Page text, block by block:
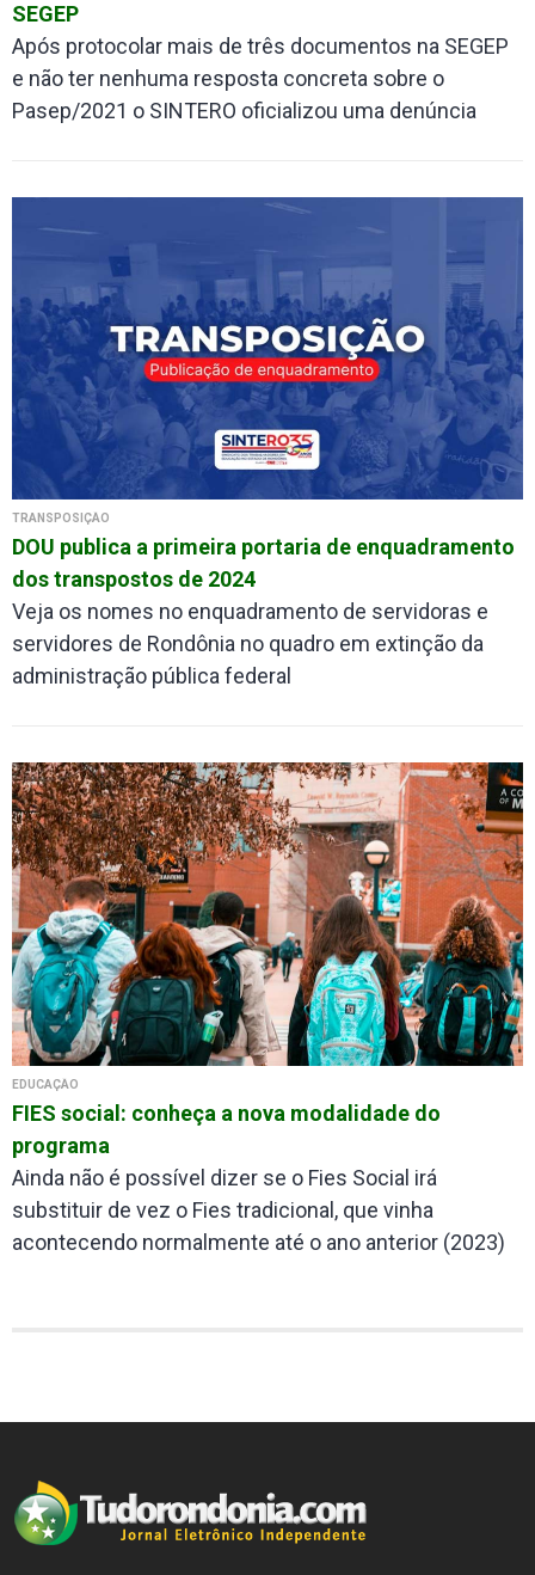
SEGEP
Após protocolar mais de três documentos na SEGEP
e não ter nenhuma resposta concreta sobre o
Pasep/2021 o SINTERO oficializou uma denúncia
TRANSPOSIÇÃO
DOU publica a primeira portaria de enquadramento
dos transpostos de 2024
Veja os nomes no enquadramento de servidoras e
servidores de Rondônia no quadro em extinção da
administração pública federal
EDUCAÇÃO
FIES social: conheça a nova modalidade do
programa
Ainda não é possível dizer se o Fies Social irá
substituir de vez o Fies tradicional, que vinha
acontecendo normalmente até o ano anterior (2023)